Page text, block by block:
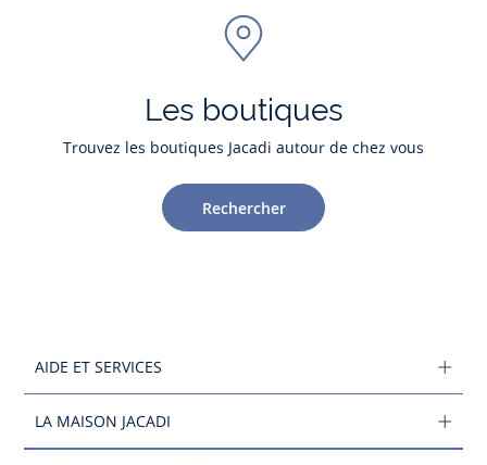
Les boutiques
Trouvez les boutiques Jacadi autour de chez vous
Rechercher
AIDE ET SERVICES
LA MAISON JACADI